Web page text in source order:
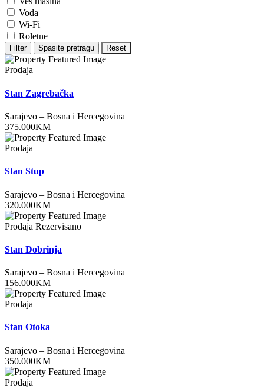
Voda
Wi-Fi
Roletne
Filter Spasite pretragu Reset
Prodaja
Stan Zagrebačka
Sarajevo – Bosna i Hercegovina
375.000KM
Prodaja
Stan Stup
Sarajevo – Bosna i Hercegovina
320.000KM
Prodaja Rezervisano
Stan Dobrinja
Sarajevo – Bosna i Hercegovina
156.000KM
Prodaja
Stan Otoka
Sarajevo – Bosna i Hercegovina
350.000KM
Prodaja